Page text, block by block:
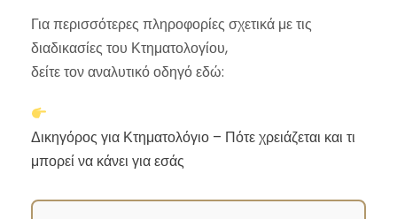
Για περισσότερες πληροφορίες σχετικά με τις
διαδικασίες του Κτηματολογίου,
δείτε τον αναλυτικό οδηγό εδώ:
Δικηγόρος για Κτηματολόγιο – Πότε χρειάζεται και τι
μπορεί να κάνει για εσάς